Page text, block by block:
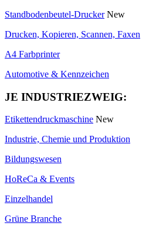
Standbodenbeutel-Drucker New
Drucken, Kopieren, Scannen, Faxen
A4 Farbprinter
Automotive & Kennzeichen
JE INDUSTRIEZWEIG:
Etikettendruckmaschine New
Industrie, Chemie und Produktion
Bildungswesen
HoReCa & Events
Einzelhandel
Grüne Branche